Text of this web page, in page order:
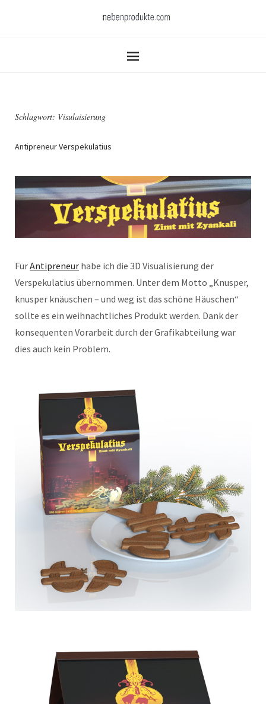
Schlagwort: Visulaisierung
Antipreneur Verspekulatius
FürAntipreneur habe ich die 3D Visualisierung der
Verspekulatius übernommen. Unter dem Motto „Knusper,
knusper knäuschen – und weg ist das schöne Häuschen“
sollte es ein weihnachtliches Produkt werden. Dank der
konsequenten Vorarbeit durch der Grafikabteilung war
dies auch kein Problem.